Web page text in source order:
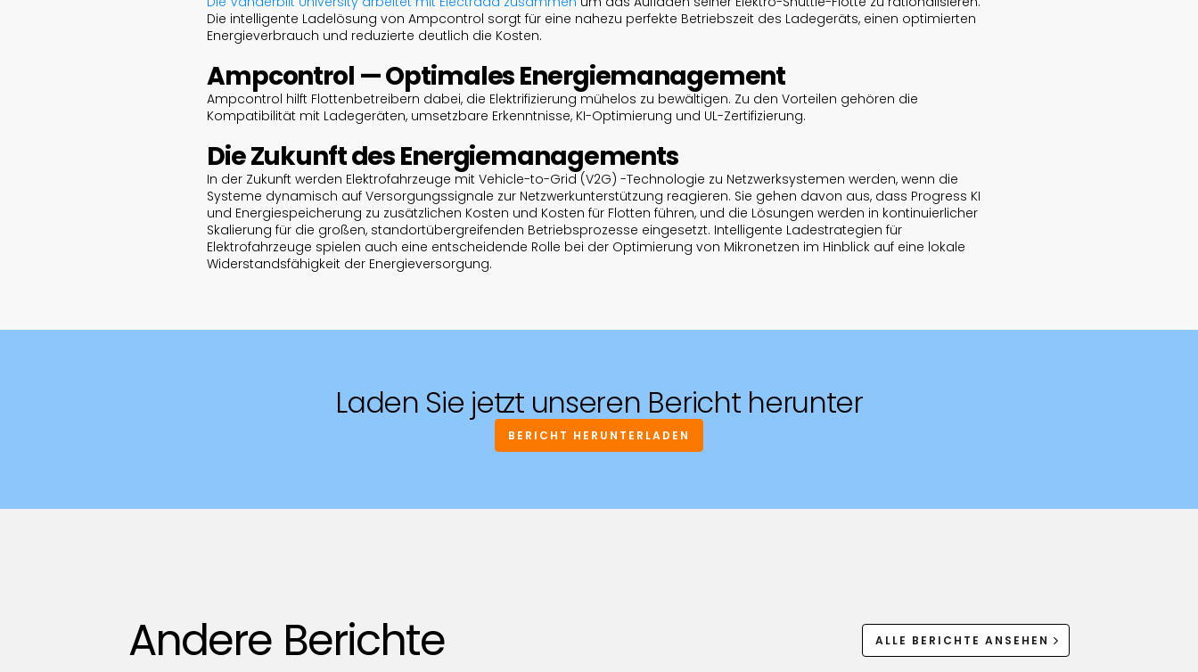
Die intelligente Ladelösung von Ampcontrol sorgt für eine nahezu perfekte Betriebszeit des Ladegeräts, einen optimierten
Energieverbrauch und reduzierte deutlich die Kosten.
Ampcontrol — Optimales Energiemanagement
Ampcontrol hilft Flottenbetreibern dabei, die Elektrifizierung mühelos zu bewältigen. Zu den Vorteilen gehören die
Kompatibilität mit Ladegeräten, umsetzbare Erkenntnisse, KI-Optimierung und UL-Zertifizierung.
Die Zukunft des Energiemanagements
In der Zukunft werden Elektrofahrzeuge mit Vehicle-to-Grid (V2G) -Technologie zu Netzwerksystemen werden, wenn die
Systeme dynamisch auf Versorgungssignale zur Netzwerkunterstützung reagieren. Sie gehen davon aus, dass Progress KI
und Energiespeicherung zu zusätzlichen Kosten und Kosten für Flotten führen, und die Lösungen werden in kontinuierlicher
Skalierung für die großen, standortübergreifenden Betriebsprozesse eingesetzt. Intelligente Ladestrategien für
Elektrofahrzeuge spielen auch eine entscheidende Rolle bei der Optimierung von Mikronetzen im Hinblick auf eine lokale
Widerstandsfähigkeit der Energieversorgung.
Laden Sie jetzt unseren Bericht herunter
BERICHT HERUNTERLADEN
Andere Berichte ALLE BERICHTE ANSEHEN